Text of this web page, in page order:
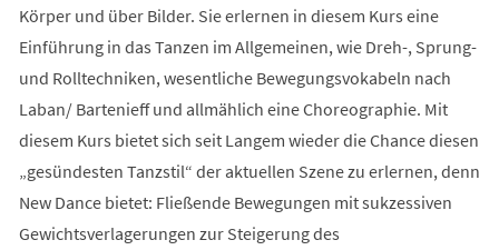
Körper und über Bilder. Sie erlernen in diesem Kurs eine
Einführung in das Tanzen im Allgemeinen, wie Dreh-, Sprung-
und Rolltechniken, wesentliche Bewegungsvokabeln nach
Laban/ Bartenieff und allmählich eine Choreographie. Mit
diesem Kurs bietet sich seit Langem wieder die Chance diesen
„gesündesten Tanzstil“ der aktuellen Szene zu erlernen, denn
New Dance bietet: Fließende Bewegungen mit sukzessiven
Gewichtsverlagerungen zur Steigerung des